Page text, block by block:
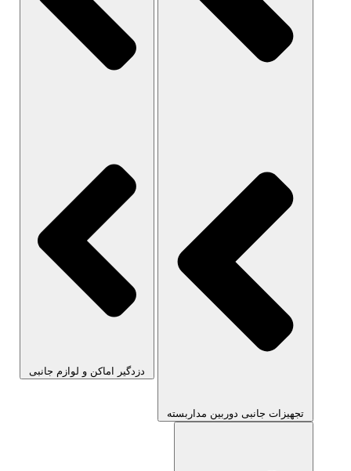
تجهیزات جانبی دوربین مداربسته
دزدگیر اماکن و لوازم جانبی